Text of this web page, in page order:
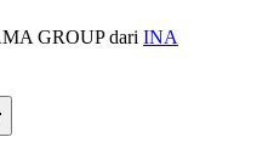
GROUP dari INA